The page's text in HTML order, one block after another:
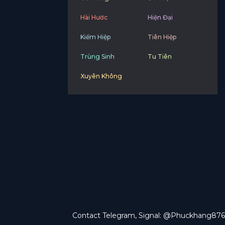
Hài Hước Hiện Đại
Kiếm Hiệp Tiên Hiệp
Trùng Sinh Tu Tiên
Xuyên Không
Contact Telegram, Signal: @Phuckhang876